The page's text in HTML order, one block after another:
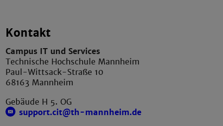
Kontakt
Campus IT und Services
Technische Hochschule Mannheim
Paul-Wittsack-Straße 10
68163 Mannheim
Gebäude H 5. OG
support.cit@th-mannheim.de